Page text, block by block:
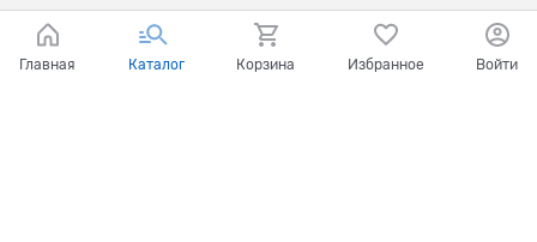
Главная Каталог Корзина Избранное Войти